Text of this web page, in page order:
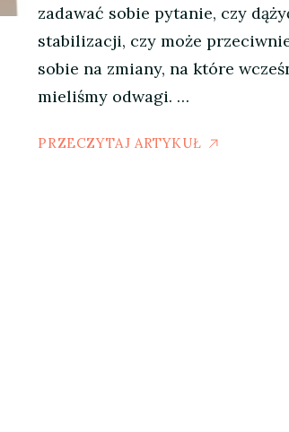
zadawać sobie pytanie, czy
stabilizacji, czy może
sobie na zmiany, na które
mieliśmy odwagi. …
PRZECZYTAJ ARTYKUŁ